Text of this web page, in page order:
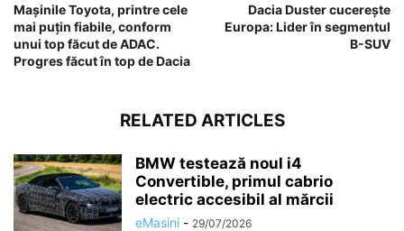
Mașinile Toyota, printre cele
mai puțin fiabile, conform
unui top făcut de ADAC.
Progres făcut în top de Dacia
Dacia Duster cucerește
Europa: Lider în segmentul
B-SUV
RELATED ARTICLES
BMW testează noul i4
Convertible, primul cabrio
electric accesibil al mărcii
eMasini - 29/07/2026